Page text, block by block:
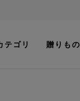
テゴリ 贈りもの